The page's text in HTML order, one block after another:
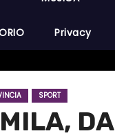
Privacy
SPORT